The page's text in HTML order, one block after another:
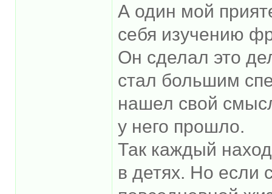
А один мой
себя изучению
Он сделал это
стал большим
нашел свой
у него прошло.
Так каждый
в детях. Но если